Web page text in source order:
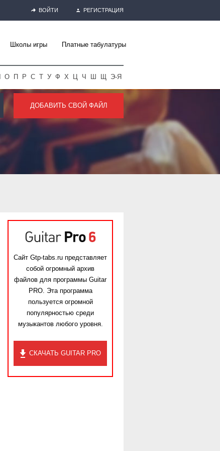
ВОЙТИ РЕГИСТРАЦИЯ
Школы игры Платные табулатуры
О П Р С Т У Ф Х Ц Ч Ш Щ Э-Я
ДОБАВИТЬ СВОЙ ФАЙЛ
Сайт Gtp-tabs.ru представляет
собой огромный архив
файлов для программы Guitar
PRO. Эта программа
пользуется огромной
популярностью среди
музыкантов любого уровня.
СКАЧАТЬ GUITAR PRO